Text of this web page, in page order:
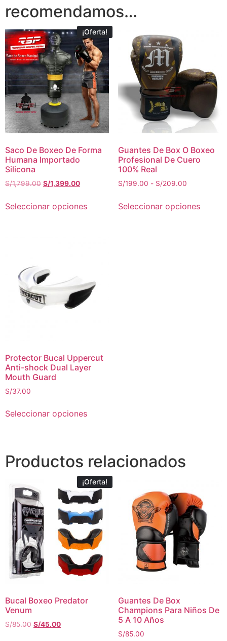
recomendamos…
¡Oferta!
Saco De Boxeo De Forma
Humana Importado
Silicona
S/1,799.00 S/1,399.00
Seleccionar opciones
Guantes De Box O Boxeo
Profesional De Cuero
100% Real
S/199.00 - S/209.00
Seleccionar opciones
Protector Bucal Uppercut
Anti-shock Dual Layer
Mouth Guard
S/37.00
Seleccionar opciones
Productos relacionados
¡Oferta!
Bucal Boxeo Predator
Venum
S/85.00 S/45.00
Guantes De Box
Champions Para Niños De
5 A 10 Años
S/85.00